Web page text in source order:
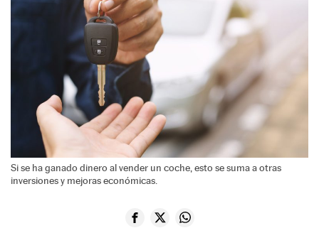
Si se ha ganado dinero al vender un coche, esto se suma a otras
inversiones y mejoras económicas.